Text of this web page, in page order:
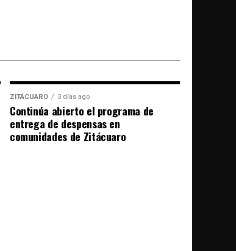
ZITÁCUARO 3 días ago
Continúa abierto el programa de
entrega de despensas en
comunidades de Zitácuaro